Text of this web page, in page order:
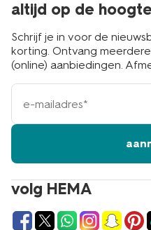
volg HEMA
altijd op de
Schrijf je in voor de
korting. Ontvang
(online) aanbiedingen.
e-
mailadres